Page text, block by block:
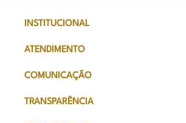
INSTITUCIONAL
ATENDIMENTO
COMUNICAÇÃO
TRANSPARÊNCIA